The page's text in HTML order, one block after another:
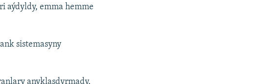
aýdyldy, emma hemme
sistemasyny
anyklaşdyrmady,